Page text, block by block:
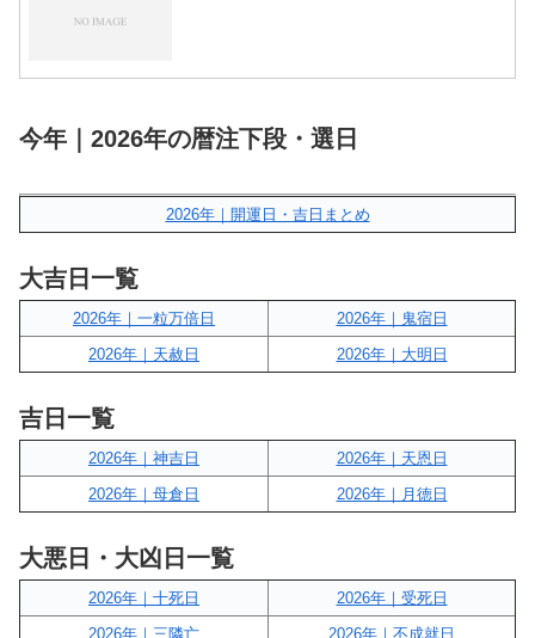
今年｜2026年の暦注下段・選日
2026年｜開運日・吉日まとめ
大吉日一覧
2026年｜一粒万倍日
2026年｜鬼宿日
2026年｜天赦日
2026年｜大明日
吉日一覧
2026年｜神吉日
2026年｜天恩日
2026年｜母倉日
2026年｜月徳日
大悪日・大凶日一覧
2026年｜十死日
2026年｜受死日
2026年｜三隣亡
2026年｜不成就日